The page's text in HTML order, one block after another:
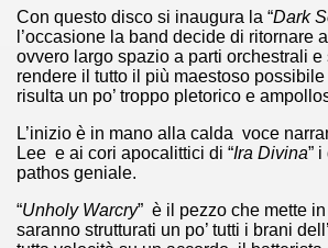
Con questo disco si inaugura la “Dark
l’occasione la band decide di ritornare
ovvero largo spazio a parti orchestrali e
rendere il tutto il più maestoso
risulta un po’ troppo pletorico e
L’inizio è in mano alla calda voce
Lee e ai cori apocalittici di “Ira Divina”
pathos geniale.
“Unholy Warcry” è il pezzo che mette
saranno strutturati un po’ tutti i brani
nella cultura contemporanea.
Dark Secret – Rhapsody of Fire.
Se Ti Piacciono nel mese di